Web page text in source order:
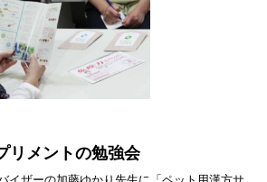
いもできる
準備として構えるのではなく、「ペットとの
イテム」として気軽に準備できると良いです
いましたら、お気軽にSTARRYまでお問い合
かき、愛犬はハアハアとパンティングするま
てには海に入り（胴が浸からない程度です
、愛
した。運動不足になりがちな冬に愛犬と楽し
した。夏の海も良いですが、穏やかな冬の日
リメントの勉強会